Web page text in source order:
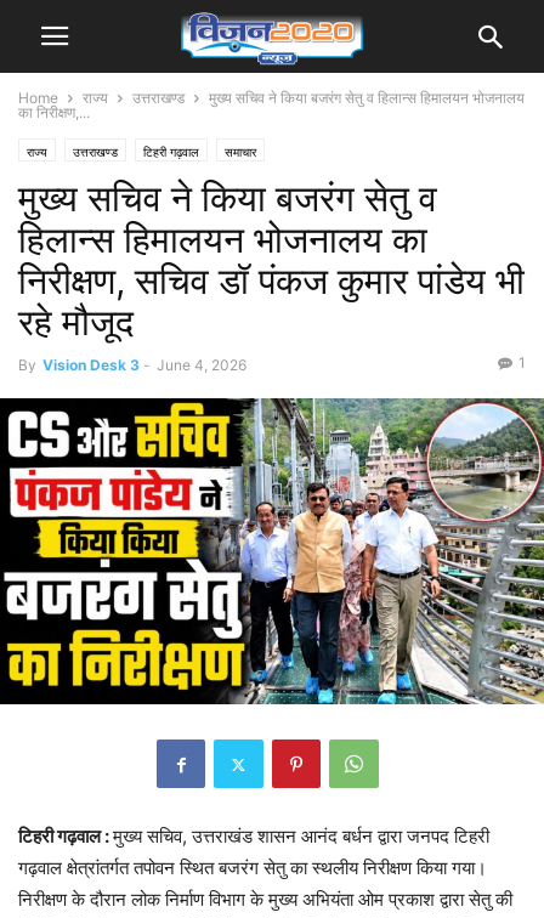
Home राज्य उत्तराखण्ड
मुख्य सचिव ने किया बजरंग सेतु व हिलान्स हिमालयन भोजनालय
का निरीक्षण,...
राज्य उत्तराखण्ड टिहरी गढ़वाल समाचार
मुख्य सचिव ने किया बजरंग सेतु व
हिलान्स हिमालयन भोजनालय का
निरीक्षण, सचिव डॉ पंकज कुमार पांडेय भी
रहे मौजूद
By Vision Desk 3 - June 4, 2026 1
टिहरी गढ़वाल :मुख्य सचिव, उत्तराखंड शासन आनंद बर्धन द्वारा जनपद टिहरी
गढ़वाल क्षेत्रांतर्गत तपोवन स्थित बजरंग सेतु का स्थलीय निरीक्षण किया गया।
निरीक्षण के दौरान लोक निर्माण विभाग के मुख्य अभियंता ओम प्रकाश द्वारा सेतु की